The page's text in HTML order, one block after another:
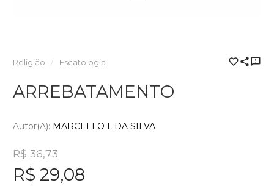
Religião Escatologia
ARREBATAMENTO
Autor(a): MARCELLO I. DA SILVA
R$ 36,73
R$ 29,08